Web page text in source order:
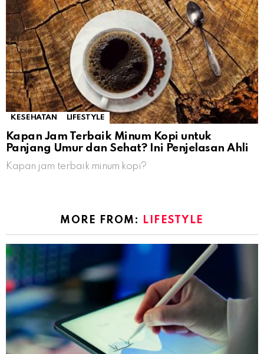
KESEHATAN LIFESTYLE
Kapan Jam Terbaik Minum Kopi untuk
Panjang Umur dan Sehat? Ini Penjelasan Ahli
Kapan jam terbaik minum kopi?
MORE FROM: LIFESTYLE